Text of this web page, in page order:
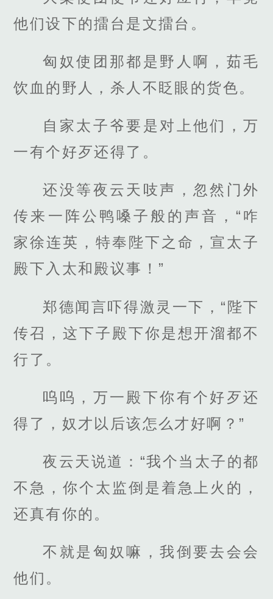
他们设下的擂台是文擂台。
匈奴使团那都是野人啊，茹毛
饮血的野人，杀人不眨眼的货色。
自家太子爷要是对上他们，万
一有个好歹还得了。
还没等夜云天吱声，忽然门外
传来一阵公鸭嗓子般的声音，“咋
家徐连英，特奉陛下之命，宣太子
殿下入太和殿议事！”
郑德闻言吓得激灵一下，“陛下
传召，这下子殿下你是想开溜都不
行了。
呜呜，万一殿下你有个好歹还
得了，奴才以后该怎么才好啊？”
夜云天说道：“我个当太子的都
不急，你个太监倒是着急上火的，
还真有你的。
不就是匈奴嘛，我倒要去会会
他们。